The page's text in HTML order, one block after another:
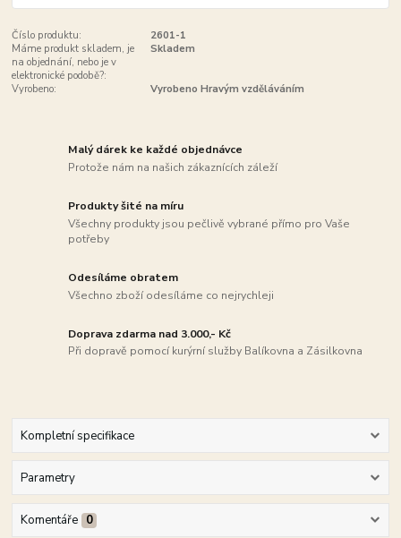
Číslo produktu:
2601-1
Máme produkt skladem, je
na objednání, nebo je v
elektronické podobě?:
Skladem
Vyrobeno: Vyrobeno Hravým vzděláváním
Malý dárek ke každé objednávce
Protože nám na našich zákaznících záleží
Produkty šité na míru
Všechny produkty jsou pečlivě vybrané přímo pro Vaše
potřeby
Odesíláme obratem
Všechno zboží odesíláme co nejrychleji
Doprava zdarma nad 3.000,- Kč
Při dopravě pomocí kurýrní služby Balíkovna a Zásilkovna
Kompletní specifikace
Parametry
Komentáře 0